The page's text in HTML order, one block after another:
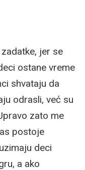
jer se
ostane vreme
shvataju da
odrasli, već su
zato me
postoje
deci
a ako